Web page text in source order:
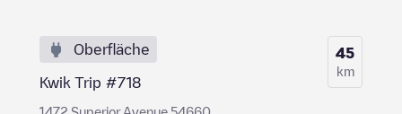
Oberfläche
Kwik Trip #718
1472 Superior Avenue 54660
45
km